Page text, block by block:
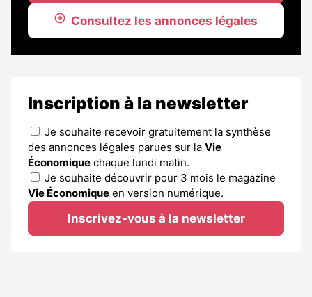
Consultez les annonces légales
Inscription à la newsletter
Je souhaite recevoir gratuitement la synthèse
des annonces légales parues sur la Vie
Économique chaque lundi matin.
Je souhaite découvrir pour 3 mois le magazine
Vie Économique en version numérique.
Inscrivez-vous à la newsletter